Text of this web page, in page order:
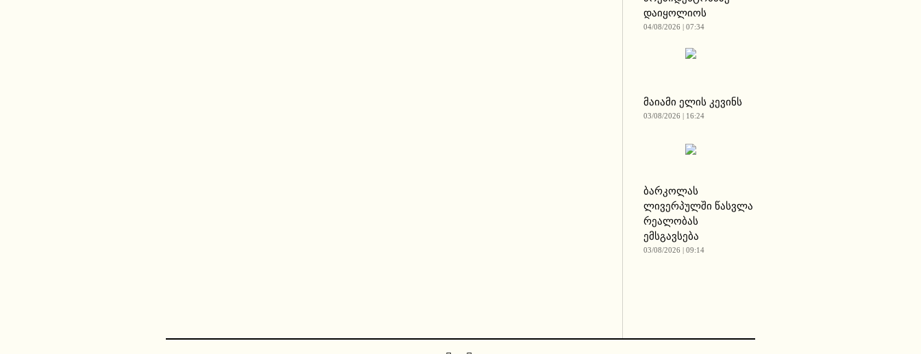
დაიყოლიოს
04/08/2026 | 07:34
მაიამი ელის კევინს
03/08/2026 | 16:24
ბარკოლას
ლივერპულში წასვლა
რეალობას
ემსგავსება
03/08/2026 | 09:14